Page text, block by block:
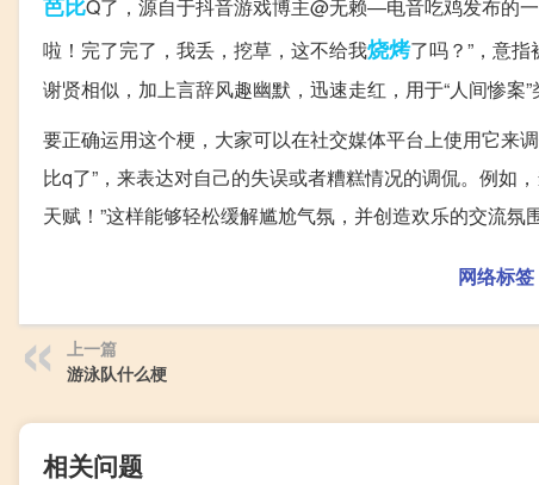
芭比Q了，源自于抖音游戏博主@无赖—电音吃鸡发布的
啦！完了完了，我丢，挖草，这不给我烧烤了吗？”，意
谢贤相似，加上言辞风趣幽默，迅速走红，用于“人间惨案”
要正确运用这个梗，大家可以在社交媒体平台上使用它来
比q了”，来表达对自己的失误或者糟糕情况的调侃。例如
天赋！”这样能够轻松缓解尴尬气氛，并创造欢乐的交流氛
网络标签
上一篇
游泳队什么梗
相关问题